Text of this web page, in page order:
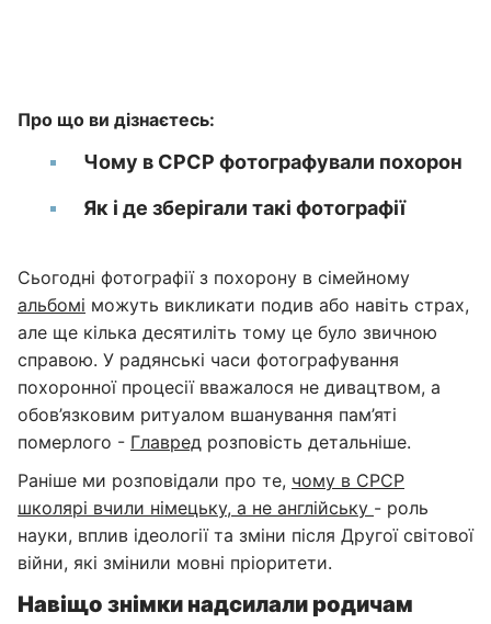
Про що ви дізнаєтесь:
Чому в СРСР фотографували похорон
Як і де зберігали такі фотографії
Сьогодні фотографії з похорону в сімейному
альбомі можуть викликати подив або навіть страх,
але ще кілька десятиліть тому це було звичною
справою. У радянські часи фотографування
похоронної процесії вважалося не дивацтвом, а
обов’язковим ритуалом вшанування пам’яті
померлого - Главред розповість детальніше.
Раніше ми розповідали про те, чому в СРСР
школярі вчили німецьку, а не англійську - роль
науки, вплив ідеології та зміни після Другої світової
війни, які змінили мовні пріоритети.
Навіщо знімки надсилали родичам